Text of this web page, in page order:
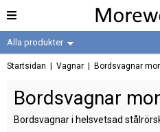
Alla produkter
Startsidan Vagnar Bordsvagnar
Bordsvagnar
Bordsvagnar i helsvetsad